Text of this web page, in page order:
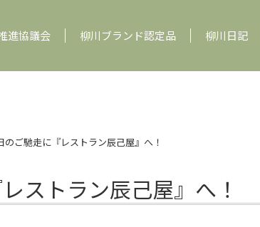
進協議会 柳川ブランド認定品 柳川日記
のご馳走に『レストラン辰己屋』へ！
ストラン辰己屋』へ！